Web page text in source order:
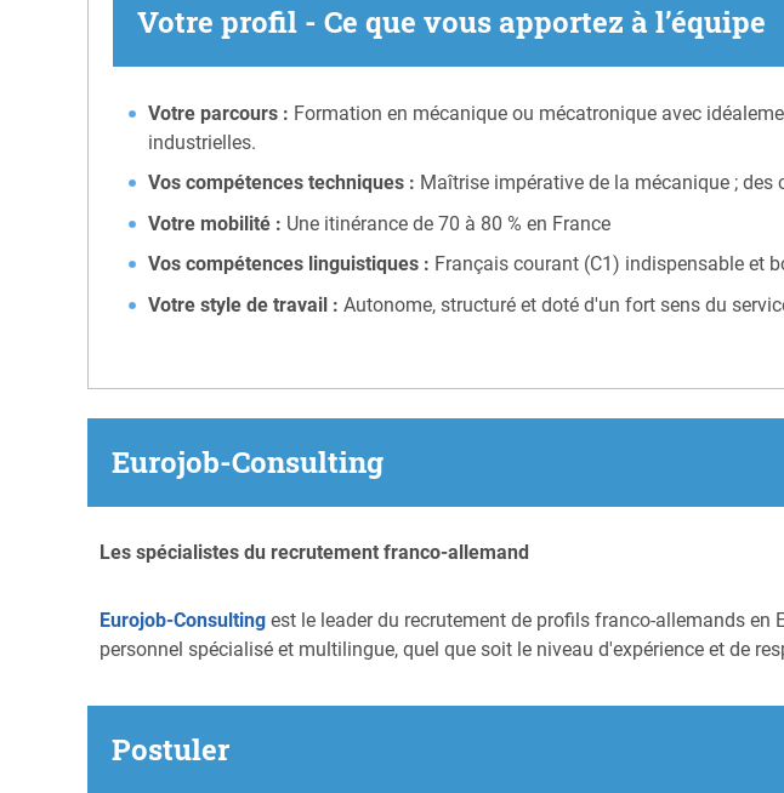
Votre profil - Ce que vous apportez à l’équipe
Votre parcours : Formation en mécanique ou mécatronique avec
industrielles.
Vos compétences techniques : Maîtrise impérative de la mécanique ;
Votre mobilité : Une itinérance de 70 à 80 % en France
Vos compétences linguistiques : Français courant (C1) indispensable et
Votre style de travail : Autonome, structuré et doté d'un fort sens du
Eurojob-Consulting
Les spécialistes du recrutement franco-allemand
Eurojob-Consulting est le leader du recrutement de profils franco-allemands en
personnel spécialisé et multilingue, quel que soit le niveau d'expérience et de
Postuler